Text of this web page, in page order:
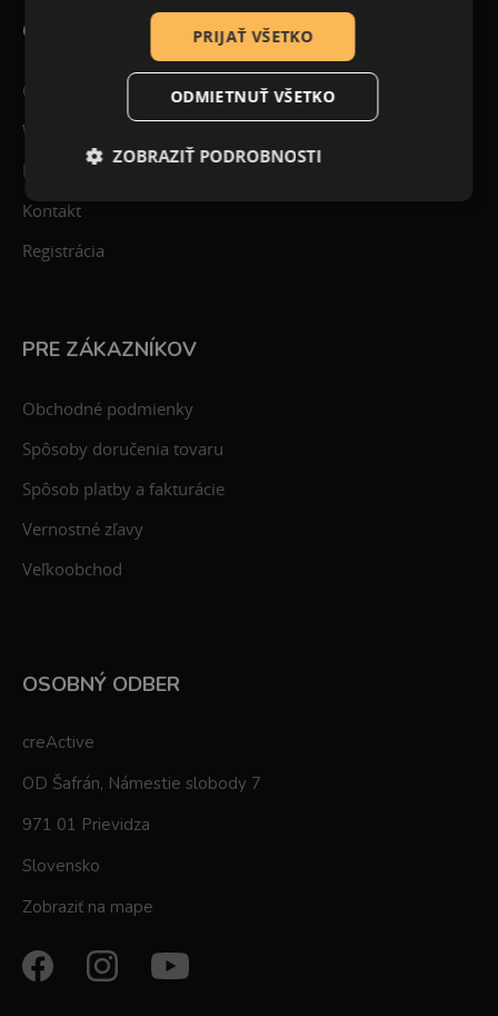
CREACTIVE
O nás
Workshopy
Blog
Kontakt
Registrácia
PRE ZÁKAZNÍKOV
Obchodné podmienky
Spôsoby doručenia tovaru
Spôsob platby a fakturácie
Vernostné zľavy
Veľkoobchod
OSOBNÝ ODBER
creActive
OD Šafrán, Námestie slobody 7
971 01 Prievidza
Slovensko
Zobraziť na mape
PRIJAŤ VŠETKO
ODMIETNUŤ VŠETKO
ZOBRAZIŤ PODROBNOSTI